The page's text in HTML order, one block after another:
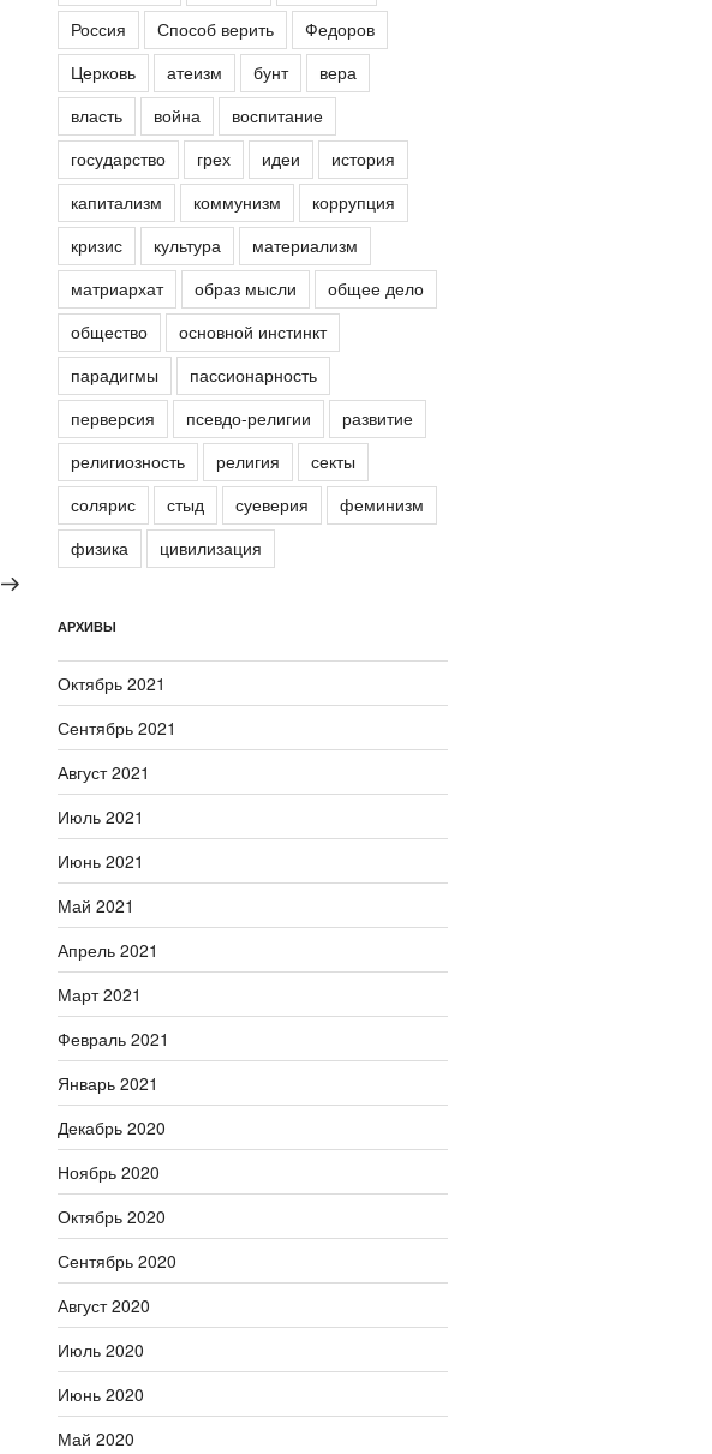
Следующая
запись
Россия
Способ верить
Федоров
Церковь
атеизм бунт
вера
власть
война
воспитание
государство
грех идеи
история
капитализм
коммунизм
коррупция
кризис
культура
материализм
матриархат
образ мысли
общее дело
общество
основной инстинкт
парадигмы
пассионарность
перверсия
псевдо-религии
развитие
религиозность
религия
секты
солярис
стыд суеверия
феминизм
физика
цивилизация
АРХИВЫ
Октябрь 2021
Сентябрь 2021
Август 2021
Июль 2021
Июнь 2021
Май 2021
Апрель 2021
Март 2021
Февраль 2021
Январь 2021
Декабрь 2020
Ноябрь 2020
Октябрь 2020
Сентябрь 2020
Август 2020
Июль 2020
Июнь 2020
Май 2020